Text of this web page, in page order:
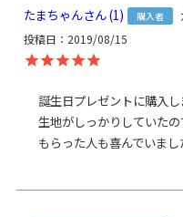
いただく場合があ
き返品、キャン
発送方法
ゆうパッ
（※10,000
ります。）
商品説明
通帳入れにもぴっ
たまちゃん 1 購入者
投稿日
2019/08/15
誕生日プレゼントに購入し
生地がしっかりしていたの
もらった人も喜んでいまし